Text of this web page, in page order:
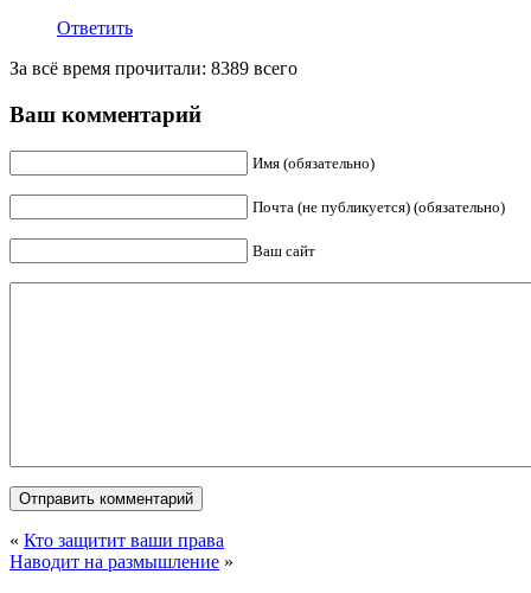
Ответить
За всё время прочитали: 8389 всего
Ваш комментарий
Имя (обязательно)
Почта (не публикуется) (обязательно)
Ваш сайт
« Кто защитит ваши права
Наводит на размышление »